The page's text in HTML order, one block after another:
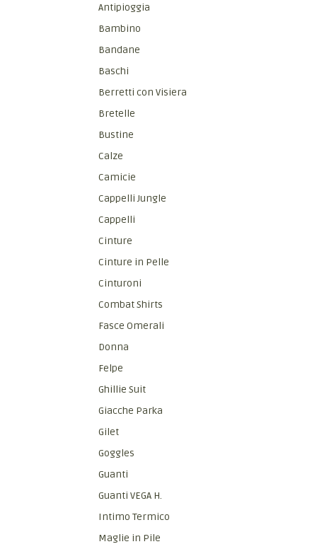
Antipioggia
Bambino
Bandane
Baschi
Berretti con Visiera
Bretelle
Bustine
Calze
Camicie
Cappelli Jungle
Cappelli
Cinture
Cinture in Pelle
Cinturoni
Combat Shirts
Fasce Omerali
Donna
Felpe
Ghillie Suit
Giacche Parka
Gilet
Goggles
Guanti
Guanti VEGA H.
Intimo Termico
Maglie in Pile